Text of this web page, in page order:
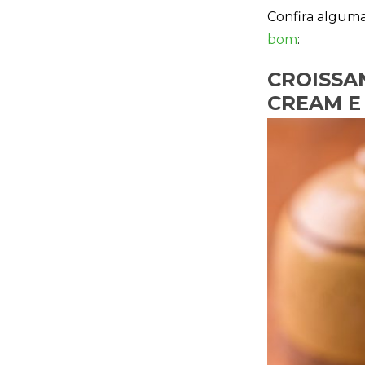
Confira
bom:
CREAM